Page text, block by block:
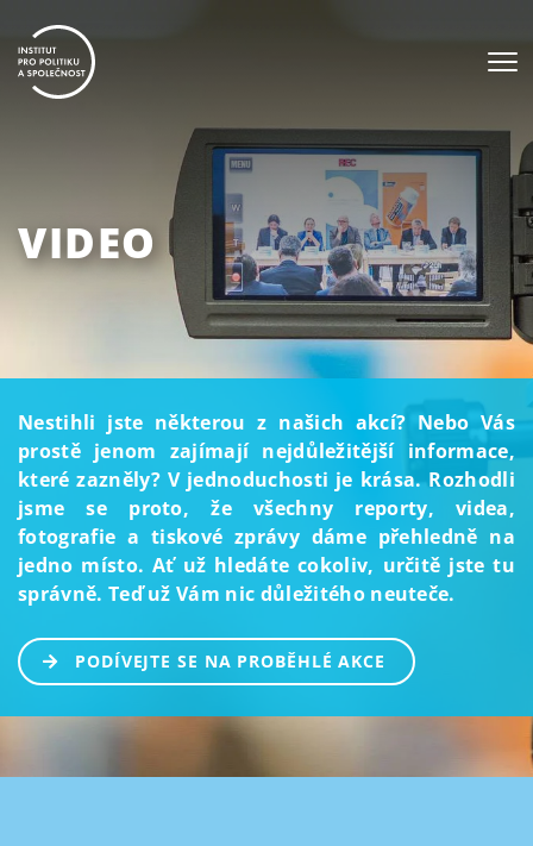
VIDEO
Nestihli jste některou z našich akcí? Nebo Vás
prostě jenom zajímají nejdůležitější informace,
které zazněly? V jednoduchosti je krása. Rozhodli
jsme se proto, že všechny reporty, videa,
fotografie a tiskové zprávy dáme přehledně na
jedno místo. Ať už hledáte cokoliv, určitě jste tu
správně. Teď už Vám nic důležitého neuteče.
PODÍVEJTE SE NA PROBĚHLÉ AKCE